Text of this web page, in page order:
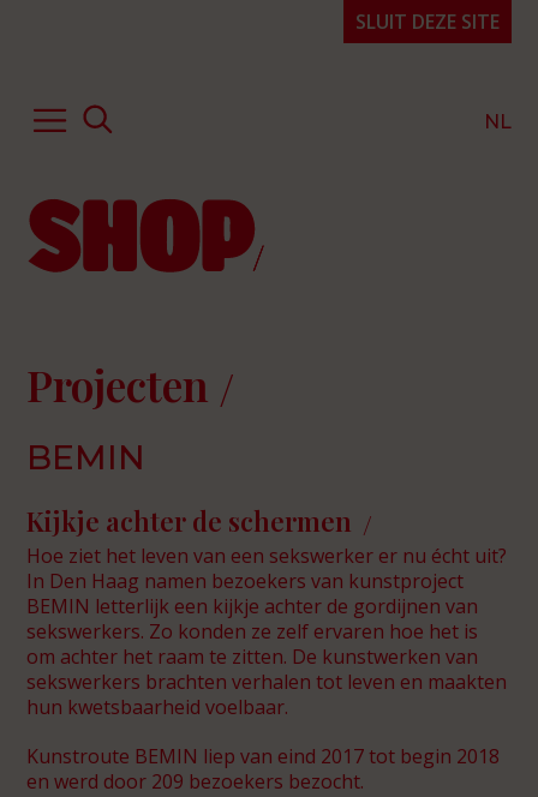
NL
SLUIT DEZE SITE
Hulp of advies
Kennis & expertise
Over SHOP
Projecten
Organisatie
FAQ
Contact
Spot46
SHOP Jeugd
De Gantel
SHOP Asia
Projecten
BEMIN
Kijkje achter de schermen
Hoe ziet het leven van een sekswerker er nu écht uit?
In Den Haag namen bezoekers van kunstproject
BEMIN letterlijk een kijkje achter de gordijnen van
sekswerkers. Zo konden ze zelf ervaren hoe het is
om achter het raam te zitten. De kunstwerken van
sekswerkers brachten verhalen tot leven en maakten
hun kwetsbaarheid voelbaar.
Kunstroute BEMIN liep van eind 2017 tot begin 2018
en werd door 209 bezoekers bezocht.